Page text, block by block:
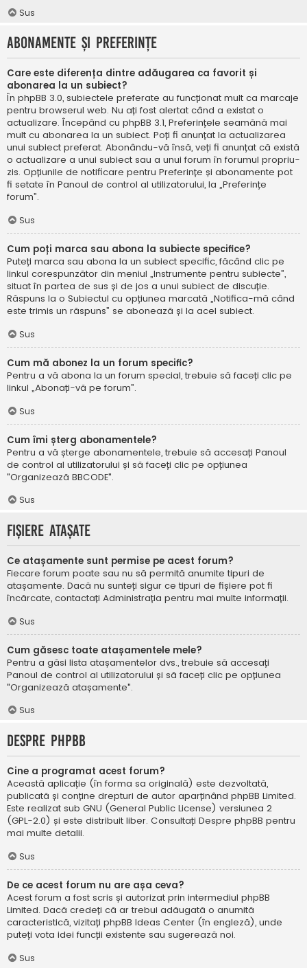
Sus
Abonamente și Preferințe
Care este diferența dintre adăugarea ca favorit și
abonarea la un subiect?
În phpBB 3.0, subiectele preferate au funcționat mult ca marcaje
pentru browserul web. Nu ați fost alertat când a existat o
actualizare. Începând cu phpBB 3.1, Preferințele seamănă mai
mult cu abonarea la un subiect. Poți fi anunțat la actualizarea
unui subiect preferat. Abonându-vă însă, veți fi anunțat că există
o actualizare a unui subiect sau a unui forum în forumul propriu-
zis. Opțiunile de notificare pentru Preferințe și abonamente pot
fi setate în Panoul de control al utilizatorului, la „Preferințe
forum”.
Sus
Cum poți marca sau abona la subiecte specifice?
Puteți marca sau abona la un subiect specific, făcând clic pe
linkul corespunzător din meniul „Instrumente pentru subiecte”,
situat în partea de sus și de jos a unui subiect de discuție.
Răspuns la o Subiectul cu opțiunea marcată „Notifica-mă când
este trimis un răspuns” se abonează și la acel subiect.
Sus
Cum mă abonez la un forum specific?
Pentru a vă abona la un forum special, trebuie să faceți clic pe
linkul „Abonați-vă pe forum”.
Sus
Cum îmi șterg abonamentele?
Pentru a vă șterge abonamentele, trebuie să accesați Panoul
de control al utilizatorului și să faceți clic pe opțiunea
"Organizează BBCODE".
Sus
Fișiere atașate
Ce atașamente sunt permise pe acest forum?
Fiecare forum poate sau nu să permită anumite tipuri de
atașamente. Dacă nu sunteți sigur ce tipuri de fișiere pot fi
încărcate, contactați Administrația pentru mai multe informații.
Sus
Cum găsesc toate atașamentele mele?
Pentru a găsi lista atașamentelor dvs., trebuie să accesați
Panoul de control al utilizatorului și să faceți clic pe opțiunea
"Organizează atașamente".
Sus
Despre phpBB
Cine a programat acest forum?
Această aplicație (în forma sa originală) este dezvoltată,
publicată și conține drepturi de autor aparținând phpBB Limited.
Este realizat sub GNU (General Public License) versiunea 2
(GPL-2.0) și este distribuit liber. Consultați Despre phpBB pentru
mai multe detalii.
Sus
De ce acest forum nu are așa ceva?
Acest forum a fost scris și autorizat prin intermediul phpBB
Limited. Dacă credeți că ar trebui adăugată o anumită
caracteristică, vizitați phpBB Ideas Center (în engleză), unde
puteți vota idei funcții existente sau sugerează noi.
Sus